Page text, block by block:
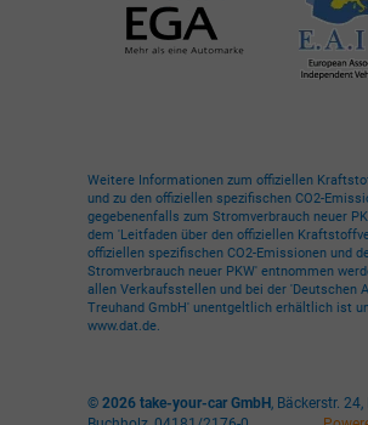
Weitere Informationen zum offiziellen
und zu den offiziellen spezifischen CO2-
gegebenenfalls zum Stromverbrauch neuer
dem 'Leitfaden über den offiziellen
offiziellen spezifischen CO2-Emissionen und
Stromverbrauch neuer PKW' entnommen
allen Verkaufsstellen und bei der 'Deutschen
Treuhand GmbH' unentgeltlich erhältlich ist
www.dat.de.
© 2026 take-your-car GmbH , Bäckerstr. 24,